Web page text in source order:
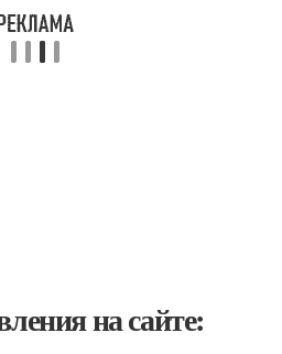
на сайте: